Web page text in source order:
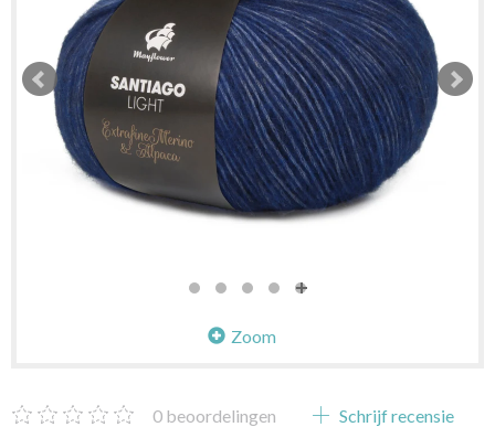
Zoom
0 beoordelingen Schrijf recensie